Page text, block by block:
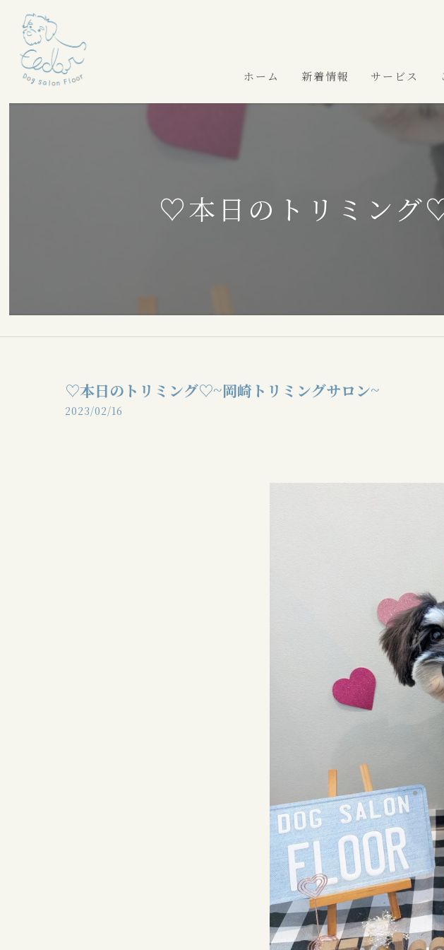
ホーム 新着情報 サービス
♡本日のトリミング
♡本日のトリミング♡⁠~岡崎トリミングサロン~
2023/02/16